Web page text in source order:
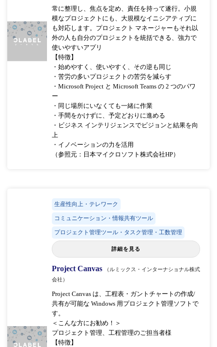
常に整理し、焦点を定め、責任を持って遂行。小規
模なプロジェクトにも、大規模なイニシアティブに
も対応します。プロジェクト マネージャーもそれ以
外の人も自分のプロジェクトを統括できる、強力で
使いやすいアプリ
【特徴】
・始めやすく、使いやすく、その逆も同じ
・苦労の多いプロジェクトの苦労を減らす
・Microsoft Project と Microsoft Teams の 2 つのパワ
ー
・同じ場所にいなくても一緒に作業
・手間をかけずに、予定どおりに進める
・ビジネス インテリジェンスでビジョンと結果を向
上
・イノベーションの力を活用
（参照元：日本マイクロソフト株式会社HP）
生産性向上・テレワーク
コミュニケーション・情報共有ツール
プロジェクト管理ツール・タスク管理・工数管理
詳細を見る
Project Canvas
（ルミックス・インターナショナル株式
会社）
Project Canvas は、工程表・ガントチャートの作成/
共有が可能な Windows 用プロジェクト管理ソフトで
す。
＜こんな方にお勧め！＞
プロジェクト管理、工程管理のご担当者様
【特徴】